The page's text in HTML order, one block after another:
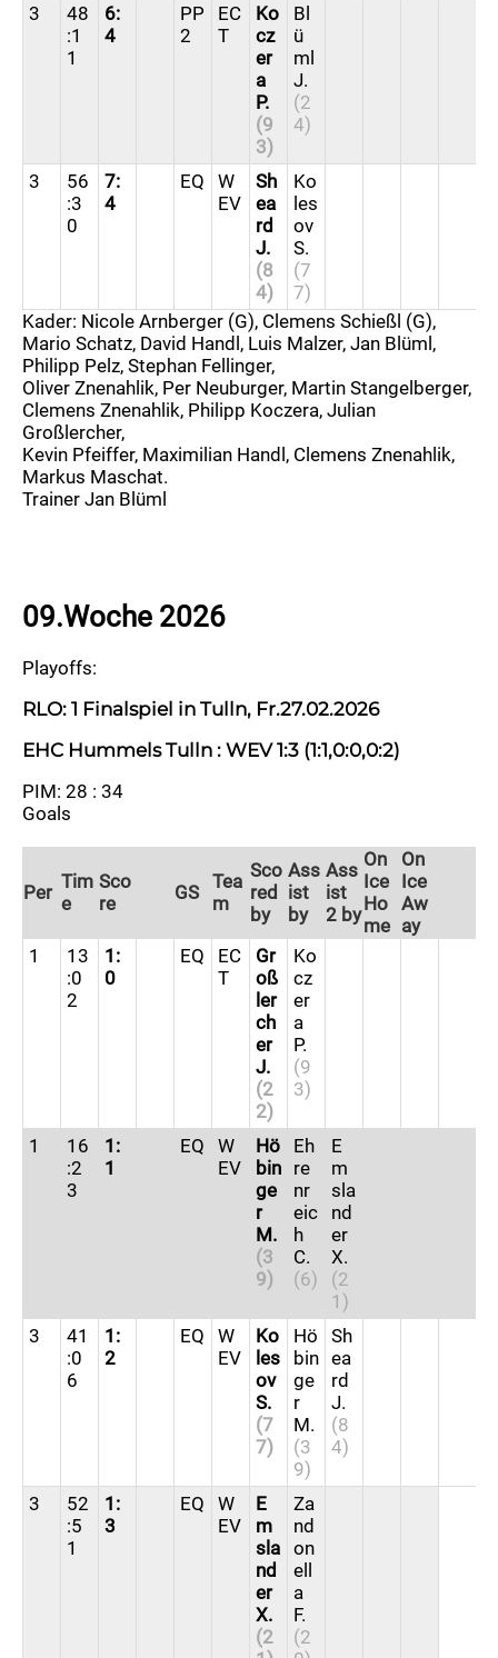
3
48
:1
1
6:
4
PP
2
EC
T
Ko
cz
er
a
P.
(9
3)
Bl
ü
ml
J.
(2
4)
3
56
:3
0
7:
4
EQ
W
EV
Sh
ea
rd
J.
(8
4)
Ko
les
ov
S.
(7
7)
Kader: Nicole Arnberger (G), Clemens Schießl (G),
Mario Schatz, David Handl, Luis Malzer, Jan Blüml,
Philipp Pelz, Stephan Fellinger,
Oliver Znenahlik, Per Neuburger, Martin Stangelberger,
Clemens Znenahlik, Philipp Koczera, Julian
Großlercher,
Kevin Pfeiffer, Maximilian Handl, Clemens Znenahlik,
Markus Maschat.
Trainer Jan Blüml
09.Woche 2026
Playoffs:
RLO: 1 Finalspiel in Tulln, Fr.27.02.2026
EHC Hummels Tulln : WEV 1:3 (1:1,0:0,0:2)
PIM: 28 : 34
Goals
Per Tim
e
Sco
re
GS Tea
m
Sco
red
by
Ass
ist
by
Ass
ist
2 by
On
Ice
Ho
me
On
Ice
Aw
ay
1
13
:0
2
1:
0
EQ
EC
T
Gr
oß
ler
ch
er
J.
(2
2)
Ko
cz
er
a
P.
(9
3)
1
16
:2
3
1:
1
EQ
W
EV
Hö
bin
ge
r
M.
(3
9)
Eh
re
nr
eic
h
C.
(6)
E
m
sla
nd
er
X.
(2
1)
3
41
:0
6
1:
2
EQ
W
EV
Ko
les
ov
S.
(7
7)
Hö
bin
ge
r
M.
(3
9)
Sh
ea
rd
J.
(8
4)
3
52
:5
1
1:
3
EQ
W
EV
E
m
sla
nd
er
X.
(2
Za
nd
on
ell
a
F.
(2